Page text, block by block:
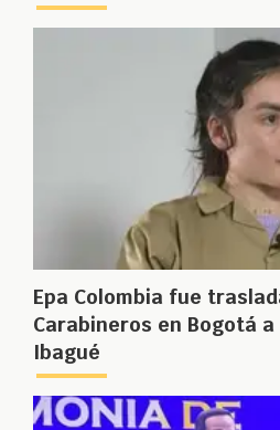
Epa Colombia fue
Carabineros en Bogotá
Ibagué